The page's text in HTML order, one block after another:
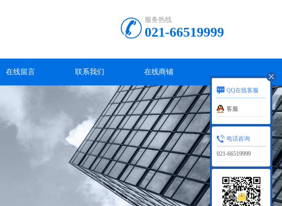
服务热线
021-66519999
在线留言 联系我们 在线商铺
QQ在线客服
客服
电话咨询
021-66519999